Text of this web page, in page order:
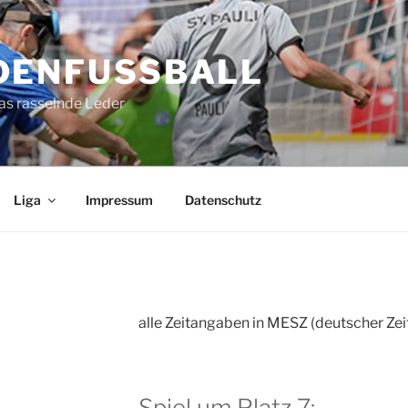
rasselnde Leder
Liga Impressum Datenschutz
alle Zeitangaben in MESZ (deutscher